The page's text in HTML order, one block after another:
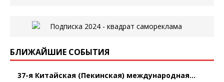
БЛИЖАЙШИЕ СОБЫТИЯ
37-я Китайская (Пекинская) международная...